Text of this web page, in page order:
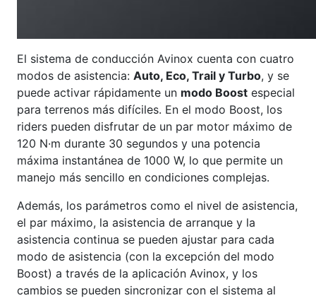
El sistema de conducción Avinox cuenta con cuatro
modos de asistencia: Auto, Eco, Trail y Turbo, y se
puede activar rápidamente un modo Boost especial
para terrenos más difíciles. En el modo Boost, los
riders pueden disfrutar de un par motor máximo de
120 N·m durante 30 segundos y una potencia
máxima instantánea de 1000 W, lo que permite un
manejo más sencillo en condiciones complejas.
Además, los parámetros como el nivel de asistencia,
el par máximo, la asistencia de arranque y la
asistencia continua se pueden ajustar para cada
modo de asistencia (con la excepción del modo
Boost) a través de la aplicación Avinox, y los
cambios se pueden sincronizar con el sistema al